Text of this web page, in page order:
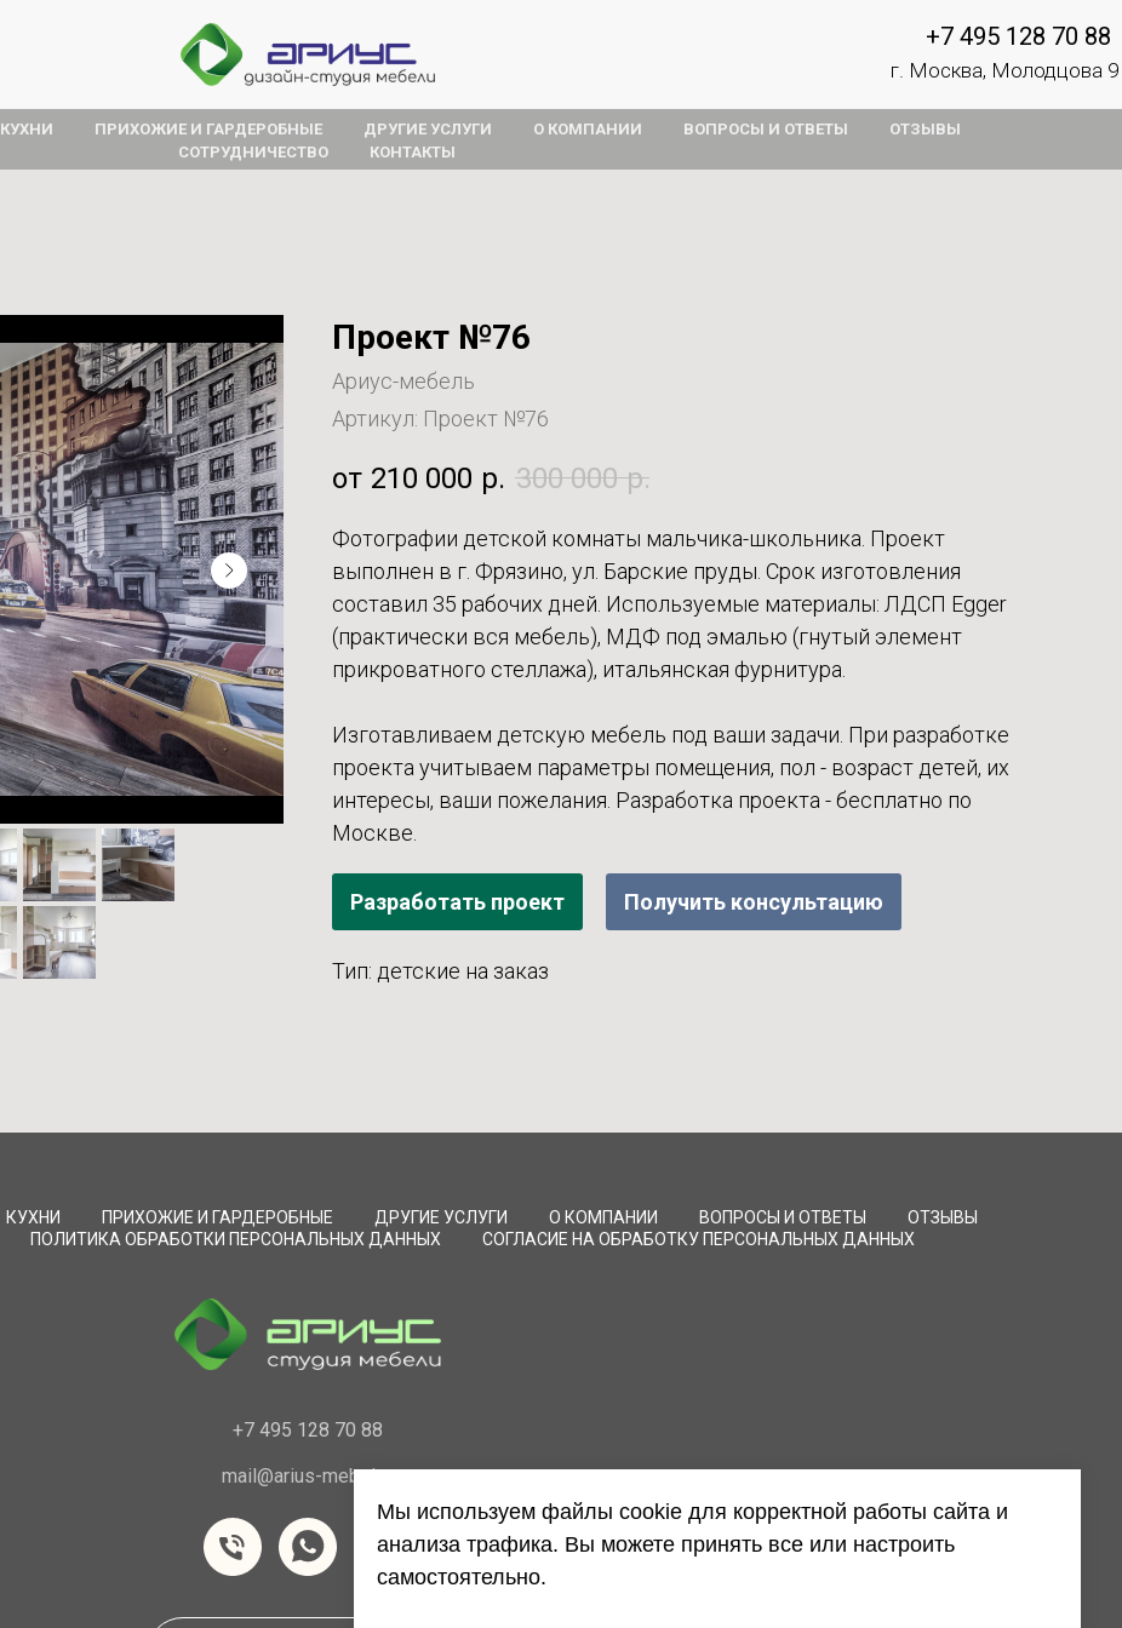
+7 495 128 70 88
г. Москва, Молодцова 9
КУХНИ ПРИХОЖИЕ И ГАРДЕРОБНЫЕ ДРУГИЕ УСЛУГИ О КОМПАНИИ ВОПРОСЫ И ОТВЕТЫ
ОТЗЫВЫ
СОТРУДНИЧЕСТВО
КОНТАКТЫ
Проект №76
Ариус-мебель
Артикул: Проект №76
210 000 р. 300 000 р.
Фотографии детской комнаты мальчика-школьника. Проект
выполнен в г. Фрязино, ул. Барские пруды. Срок изготовления
составил 35 рабочих дней. Используемые материалы: ЛДСП Egger
(практически вся мебель), МДФ под эмалью (гнутый элемент
прикроватного стеллажа), итальянская фурнитура.
Изготавливаем детскую мебель под ваши задачи. При разработке
проекта учитываем параметры помещения, пол - возраст детей, их
интересы, ваши пожелания. Разработка проекта - бесплатно по
Москве.
Разработать проект Получить консультацию
Тип: детские на заказ
КУХНИ ПРИХОЖИЕ И ГАРДЕРОБНЫЕ ДРУГИЕ УСЛУГИ О КОМПАНИИ ВОПРОСЫ И ОТВЕТЫ
ОТЗЫВЫ
ПОЛИТИКА ОБРАБОТКИ ПЕРСОНАЛЬНЫХ ДАННЫХ СОГЛАСИЕ НА ОБРАБОТКУ ПЕРСОНАЛЬНЫХ ДАННЫХ
+7 495 128 70 88
mail@arius-mebel.ru
Мы используем файлы cookie для корректной работы сайта и
анализа трафика. Вы можете принять все или настроить
самостоятельно.